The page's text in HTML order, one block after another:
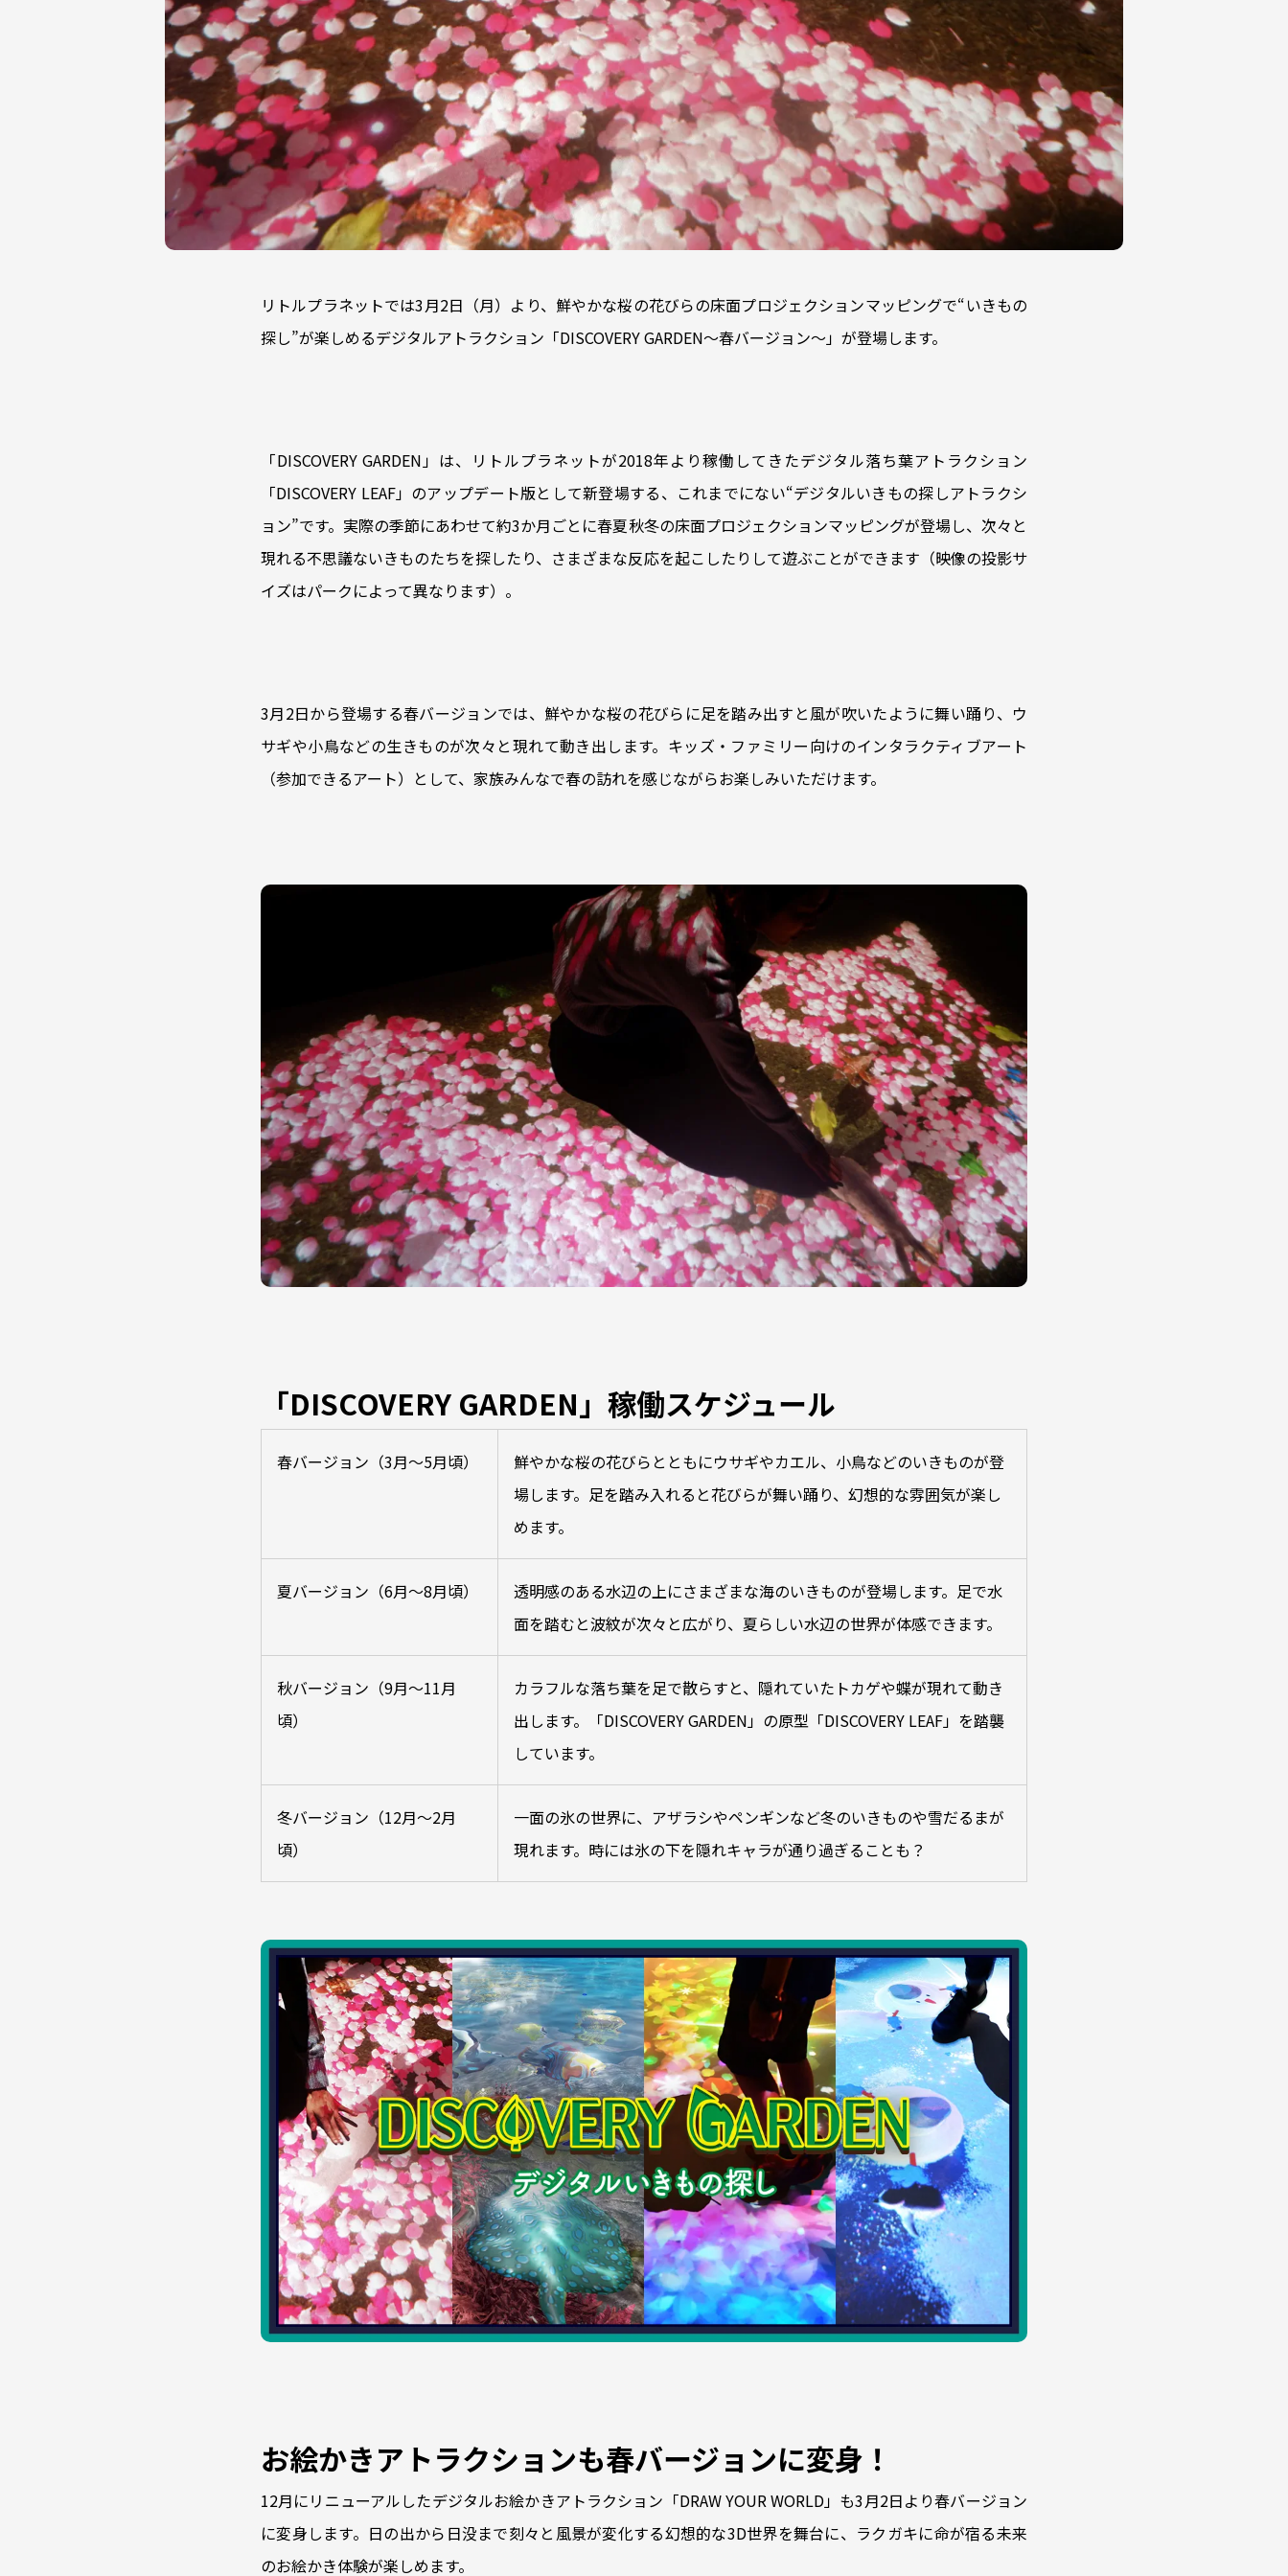
リトルプラネットでは3月2日（月）より、鮮やかな桜の花びらの床面プロジェクションマッピングで“いきもの
探し”が楽しめるデジタルアトラクション「DISCOVERY GARDEN～春バージョン～」が登場します。
「DISCOVERY GARDEN」は、リトルプラネットが2018年より稼働してきたデジタル落ち葉アトラクション
「DISCOVERY LEAF」のアップデート版として新登場する、これまでにない“デジタルいきもの探しアトラクシ
ョン”です。実際の季節にあわせて約3か月ごとに春夏秋冬の床面プロジェクションマッピングが登場し、次々と
現れる不思議ないきものたちを探したり、さまざまな反応を起こしたりして遊ぶことができます（映像の投影サ
イズはパークによって異なります）。
3月2日から登場する春バージョンでは、鮮やかな桜の花びらに足を踏み出すと風が吹いたように舞い踊り、ウ
サギや小鳥などの生きものが次々と現れて動き出します。キッズ・ファミリー向けのインタラクティブアート
（参加できるアート）として、家族みんなで春の訪れを感じながらお楽しみいただけます。
「DISCOVERY GARDEN」稼働スケジュール
春バージョン（3月～5月頃）
鮮やかな桜の花びらとともにウサギやカエル、小鳥などのいきものが登
場します。足を踏み入れると花びらが舞い踊り、幻想的な雰囲気が楽し
めます。
夏バージョン（6月～8月頃）
透明感のある水辺の上にさまざまな海のいきものが登場します。足で水
面を踏むと波紋が次々と広がり、夏らしい水辺の世界が体感できます。
秋バージョン（9月～11月
頃）
カラフルな落ち葉を足で散らすと、隠れていたトカゲや蝶が現れて動き
出します。「DISCOVERY GARDEN」の原型「DISCOVERY LEAF」を踏襲
しています。
冬バージョン（12月～2月
頃）
一面の氷の世界に、アザラシやペンギンなど冬のいきものや雪だるまが
現れます。時には氷の下を隠れキャラが通り過ぎることも？
お絵かきアトラクションも春バージョンに変身！
12月にリニューアルしたデジタルお絵かきアトラクション「DRAW YOUR WORLD」も3月2日より春バージョン
に変身します。日の出から日没まで刻々と風景が変化する幻想的な3D世界を舞台に、ラクガキに命が宿る未来
のお絵かき体験が楽しめます。